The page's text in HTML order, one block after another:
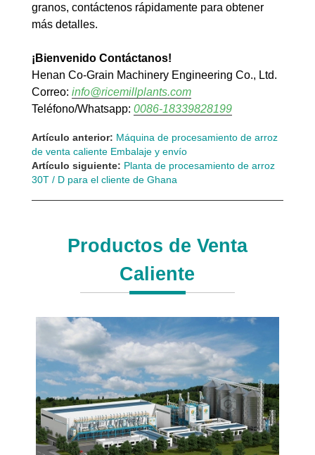
granos, contáctenos rápidamente para obtener
más detalles.
¡Bienvenido Contáctanos!
Henan Co-Grain Machinery Engineering Co., Ltd.
Correo: info@ricemillplants.com
Teléfono/Whatsapp: 0086-18339828199
Artículo anterior: Máquina de procesamiento de arroz
de venta caliente Embalaje y envío
Artículo siguiente: Planta de procesamiento de arroz
30T / D para el cliente de Ghana
Productos de Venta
Caliente